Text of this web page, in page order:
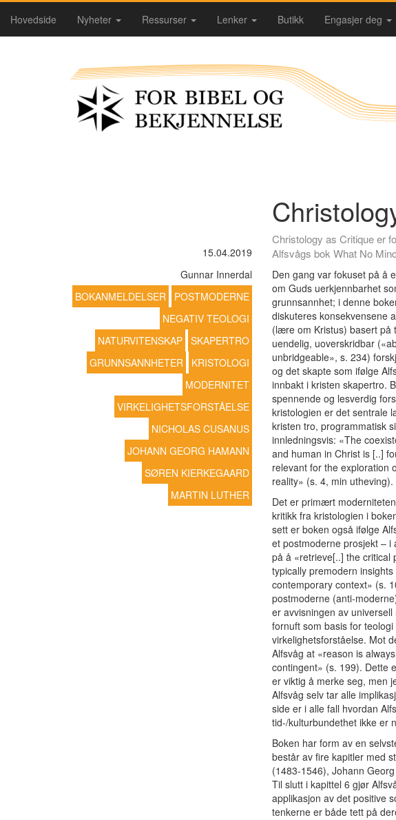
Hovedside Nyheter Ressurser Lenker Butikk Engasjer deg
15.04.2019
Gunnar Innerdal
BOKANMELDELSER
POSTMODERNE
NEGATIV TEOLOGI
NATURVITENSKAP
SKAPERTRO
GRUNNSANNHETER
KRISTOLOGI
MODERNITET
VIRKELIGHETSFORSTÅELSE
NICHOLAS CUSANUS
JOHANN GEORG HAMANN
SØREN KIERKEGAARD
MARTIN LUTHER
Christology as Critique er
Alfsvågs bok What No
Den gang var fokuset på å
om Guds uerkjennbarhet
grunnsannhet; i denne
diskuteres konsekvensene
(lære om Kristus) basert på
uendelig, uoverskridbar
unbridgeable», s. 234)
og det skapte som ifølge
innbakt i kristen skapertro.
spennende og lesverdig
kristologien er det sentrale
kristen tro, programmatisk
innledningsvis: «The
and human in Christ is [..]
relevant for the exploration
reality» (s. 4, min utheving).
Det er primært
kritikk fra kristologien i
sett er boken også ifølge
et postmoderne prosjekt – i
på å «retrieve[..] the critical
typically premodern
contemporary context» (s.
postmoderne (anti-
er avvisningen av universell
fornuft som basis for teologi
virkelighetsforståelse. Mot
Alfsvåg at «reason is
contingent» (s. 199). Dette
er viktig å merke seg, men
Alfsvåg selv tar alle
side er i alle fall hvordan
tid-/kulturbundethet ikke er
Boken har form av en
består av fire kapitler med
(1483-1546), Johann
Til slutt i kapittel 6 gjør
applikasjon av det positive
tenkerne er både tett på